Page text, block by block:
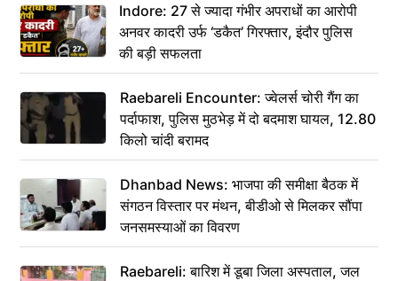
Indore: 27 से ज्यादा गंभीर अपराधों का आरोपी
अनवर कादरी उर्फ ‘डकैत’ गिरफ्तार, इंदौर पुलिस
की बड़ी सफलता
Raebareli Encounter: ज्वेलर्स चोरी गैंग का
पर्दाफाश, पुलिस मुठभेड़ में दो बदमाश घायल, 12.80
किलो चांदी बरामद
Dhanbad News: भाजपा की समीक्षा बैठक में
संगठन विस्तार पर मंथन, बीडीओ से मिलकर सौंपा
जनसमस्याओं का विवरण
Raebareli: बारिश में डूबा जिला अस्पताल, जल